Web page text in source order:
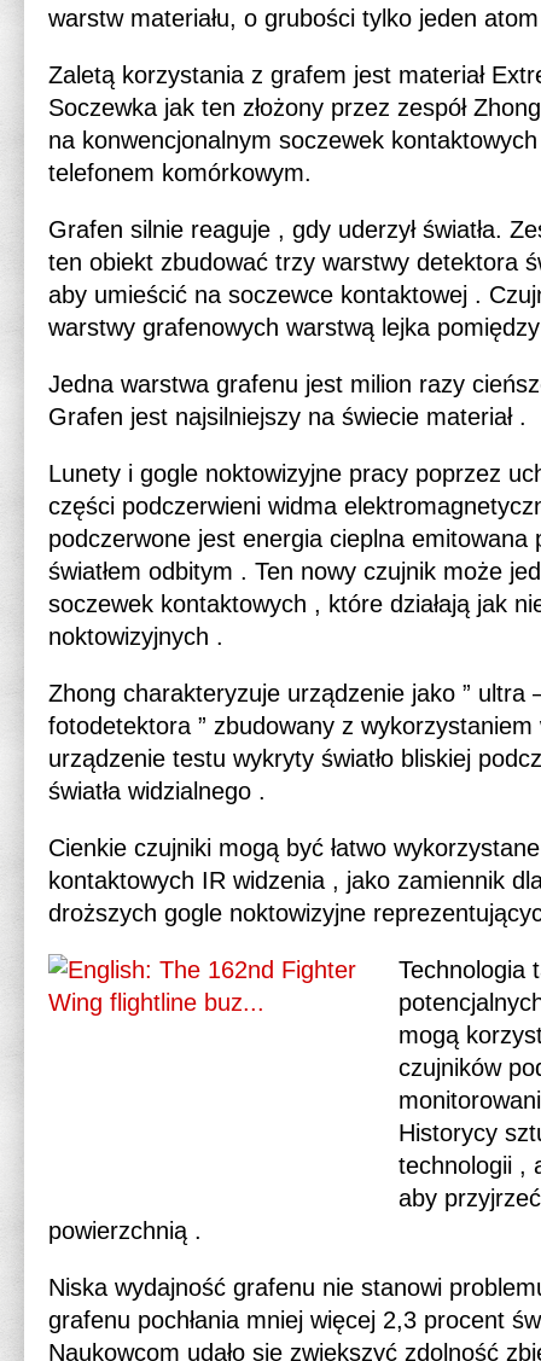
warstw materiału, o grubości tylko jeden
Zaletą korzystania z grafem jest materiał
Soczewka jak ten złożony przez zespół
na konwencjonalnym soczewek
telefonem komórkowym.
Grafen silnie reaguje , gdy uderzył światła.
ten obiekt zbudować trzy warstwy detektora
aby umieścić na soczewce kontaktowej .
warstwy grafenowych warstwą lejka
Jedna warstwa grafenu jest milion razy
Grafen jest najsilniejszy na świecie materiał .
Lunety i gogle noktowizyjne pracy poprzez
części podczerwieni widma
podczerwone jest energia cieplna emitowana
światłem odbitym . Ten nowy czujnik może
soczewek kontaktowych , które działają jak
noktowizyjnych .
Zhong charakteryzuje urządzenie jako ” ultra
fotodetektora ” zbudowany z
urządzenie testu wykryty światło bliskiej
światła widzialnego .
Cienkie czujniki mogą być łatwo
kontaktowych IR widzenia , jako zamiennik
droższych gogle noktowizyjne
Technologia
mogą
czujników
Historycy
technologii ,
aby
powierzchnią .
Niska wydajność grafenu nie stanowi
grafenu pochłania mniej więcej 2,3 procent
Naukowcom udało się zwiększyć zdolność